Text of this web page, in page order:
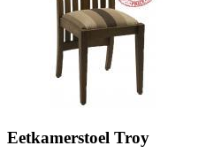
Eetkamerstoel Troy